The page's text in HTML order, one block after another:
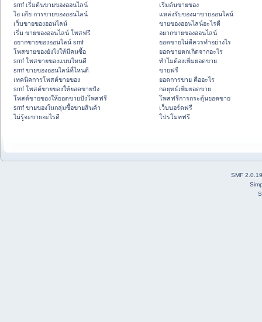
smf เริ่มต้นขายของออนไลน์
ไอ เดีย การขายของออนไลน์
เว็บขายของออนไลน์
เริ่ม ขายของออนไลน์ โพสฟรี
อยากขายของออนไลน์ smf
โพสขายของยังไงให้มีคนซื้อ
smf โพสขายของแบบไหนดี
smf ขายของออนไลน์ที่ไหนดี
เทคนิคการโพสต์ขายของ
smf โพสต์ขายของให้ยอดขายปัง
โพสต์ขายของให้ยอดขายปังโพสฟรี
smf ขายของในกลุ่มซื้อขายสินค้า
ไม่รู้จะขายอะไรดี
เริ่มต้นขายของ
แหล่งรับของมาขายออนไลน์
ขายของออนไลน์อะไรดี
อยากขายของออนไลน์
ยอดขายไม่ดีควรทำอย่างไร
ยอดขายตกเกิดจากอะไร
ทำไมต้องเพิ่มยอดขาย
ขายฟรี
ยอดการขาย คืออะไร
กลยุทธ์เพิ่มยอดขาย
โพสฟรีการกระตุ้นยอดขาย
เว็บบอร์ดฟรี
โปรโมทฟรี
SMF 2.0.19